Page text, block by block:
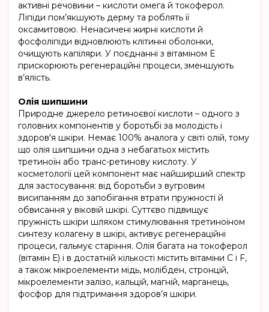
активні речовини – кислоти омега й токоферол.
Ліпіди пом’якшують дерму та роблять її
оксамитовою. Ненасичені жирні кислоти й
фосфоліпіди відновлюють клітинні оболонки,
очищують капіляри. У поєднанні з вітаміном Е
прискорюють регенераційні процеси, зменшують
в’ялість.
Олія шипшини
Природне джерело ретиноєвої кислоти – одного з
головних компонентів у боротьбі за молодість і
здоров'я шкіри. Немає 100% аналога у світі олій, тому
що олія шипшини одна з небагатьох містить
третиноїн або транс-ретинову кислоту. У
косметології цей компонент має найширший спектр
для застосування: від боротьби з вугровим
висипанням до запобігання втрати пружності й
обвисання у віковій шкірі. Суттєво підвищує
пружність шкіри шляхом стимулювання третиноїном
синтезу колагену в шкірі, активує регенераційні
процеси, гальмує старіння. Олія багата на токоферол
(вітамін Е) і в достатній кількості містить вітаміни С і F,
а також мікроелементи мідь, молібден, стронцій,
мікроелементи залізо, кальцій, магній, марганець,
фосфор для підтримання здоров’я шкіри.